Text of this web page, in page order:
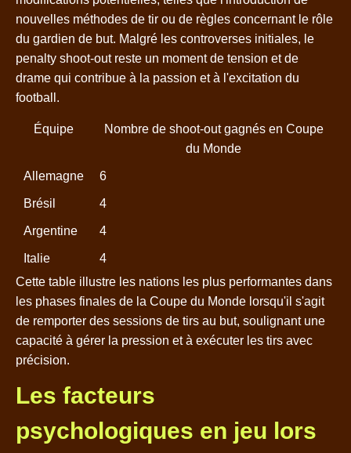
nouvelles méthodes de tir ou de règles concernant le rôle
du gardien de but. Malgré les controverses initiales, le
penalty shoot-out reste un moment de tension et de
drame qui contribue à la passion et à l'excitation du
football.
Équipe
Nombre de shoot-out gagnés en Coupe
du Monde
Allemagne 6
Brésil 4
Argentine 4
Italie
4
Cette table illustre les nations les plus performantes dans
les phases finales de la Coupe du Monde lorsqu'il s'agit
de remporter des sessions de tirs au but, soulignant une
capacité à gérer la pression et à exécuter les tirs avec
précision.
Les facteurs
psychologiques en jeu lors